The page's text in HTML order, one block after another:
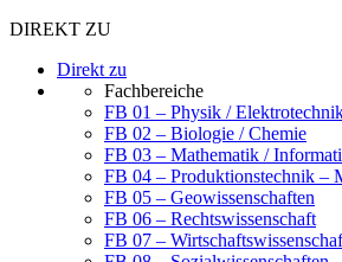
DIREKT ZU
Direkt zu
Fachbereiche
FB 01 – Physik /
FB 02 – Biologie / Chemie
FB 03 – Mathematik /
FB 04 – Produktionstechnik –
FB 05 – Geowissenschaften
FB 06 – Rechtswissenschaft
FB 07 –